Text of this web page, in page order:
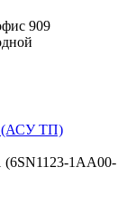
909
(АСУ ТП)
(6SN1123-1AA00-